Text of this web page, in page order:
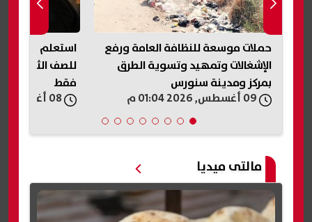
حملات موسعة للنظافة العامة ورفع
الإشغالات وتمهيد وتسوية الطرق
بمركز ومدينة سنورس
استعلم فورًا..
فقط
مالتى ميديا